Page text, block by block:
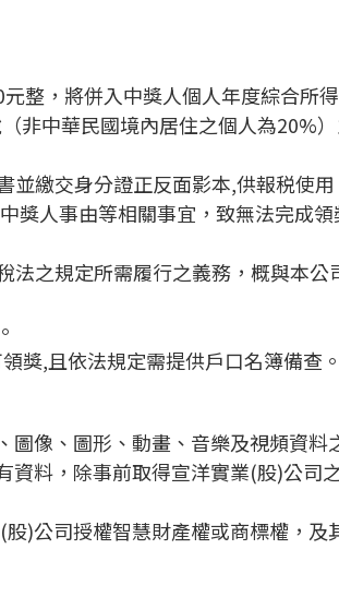
整，將併入中獎人個人年度綜合所
非中華民國境內居住之個人為20%
繳交身分證正反面影本,供報税使
獎人事由等相關事宜，致無法完成
之規定所需履行之義務，概與本
獎,且依法規定需提供戶口名簿備查。
像、圖形、動畫、音樂及視頻資
料，除事前取得宣洋實業(股)公司
)公司授權智慧財產權或商標權，